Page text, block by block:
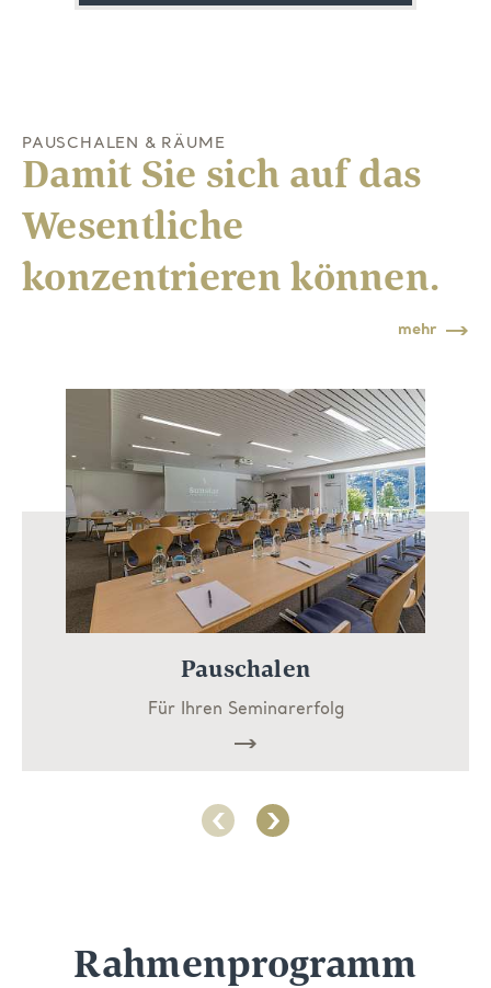
PAUSCHALEN & RÄUME
Damit Sie sich auf das
Wesentliche
konzentrieren können.
mehr
Pauschalen
Für Ihren Seminarerfolg
Rahmenprogramm